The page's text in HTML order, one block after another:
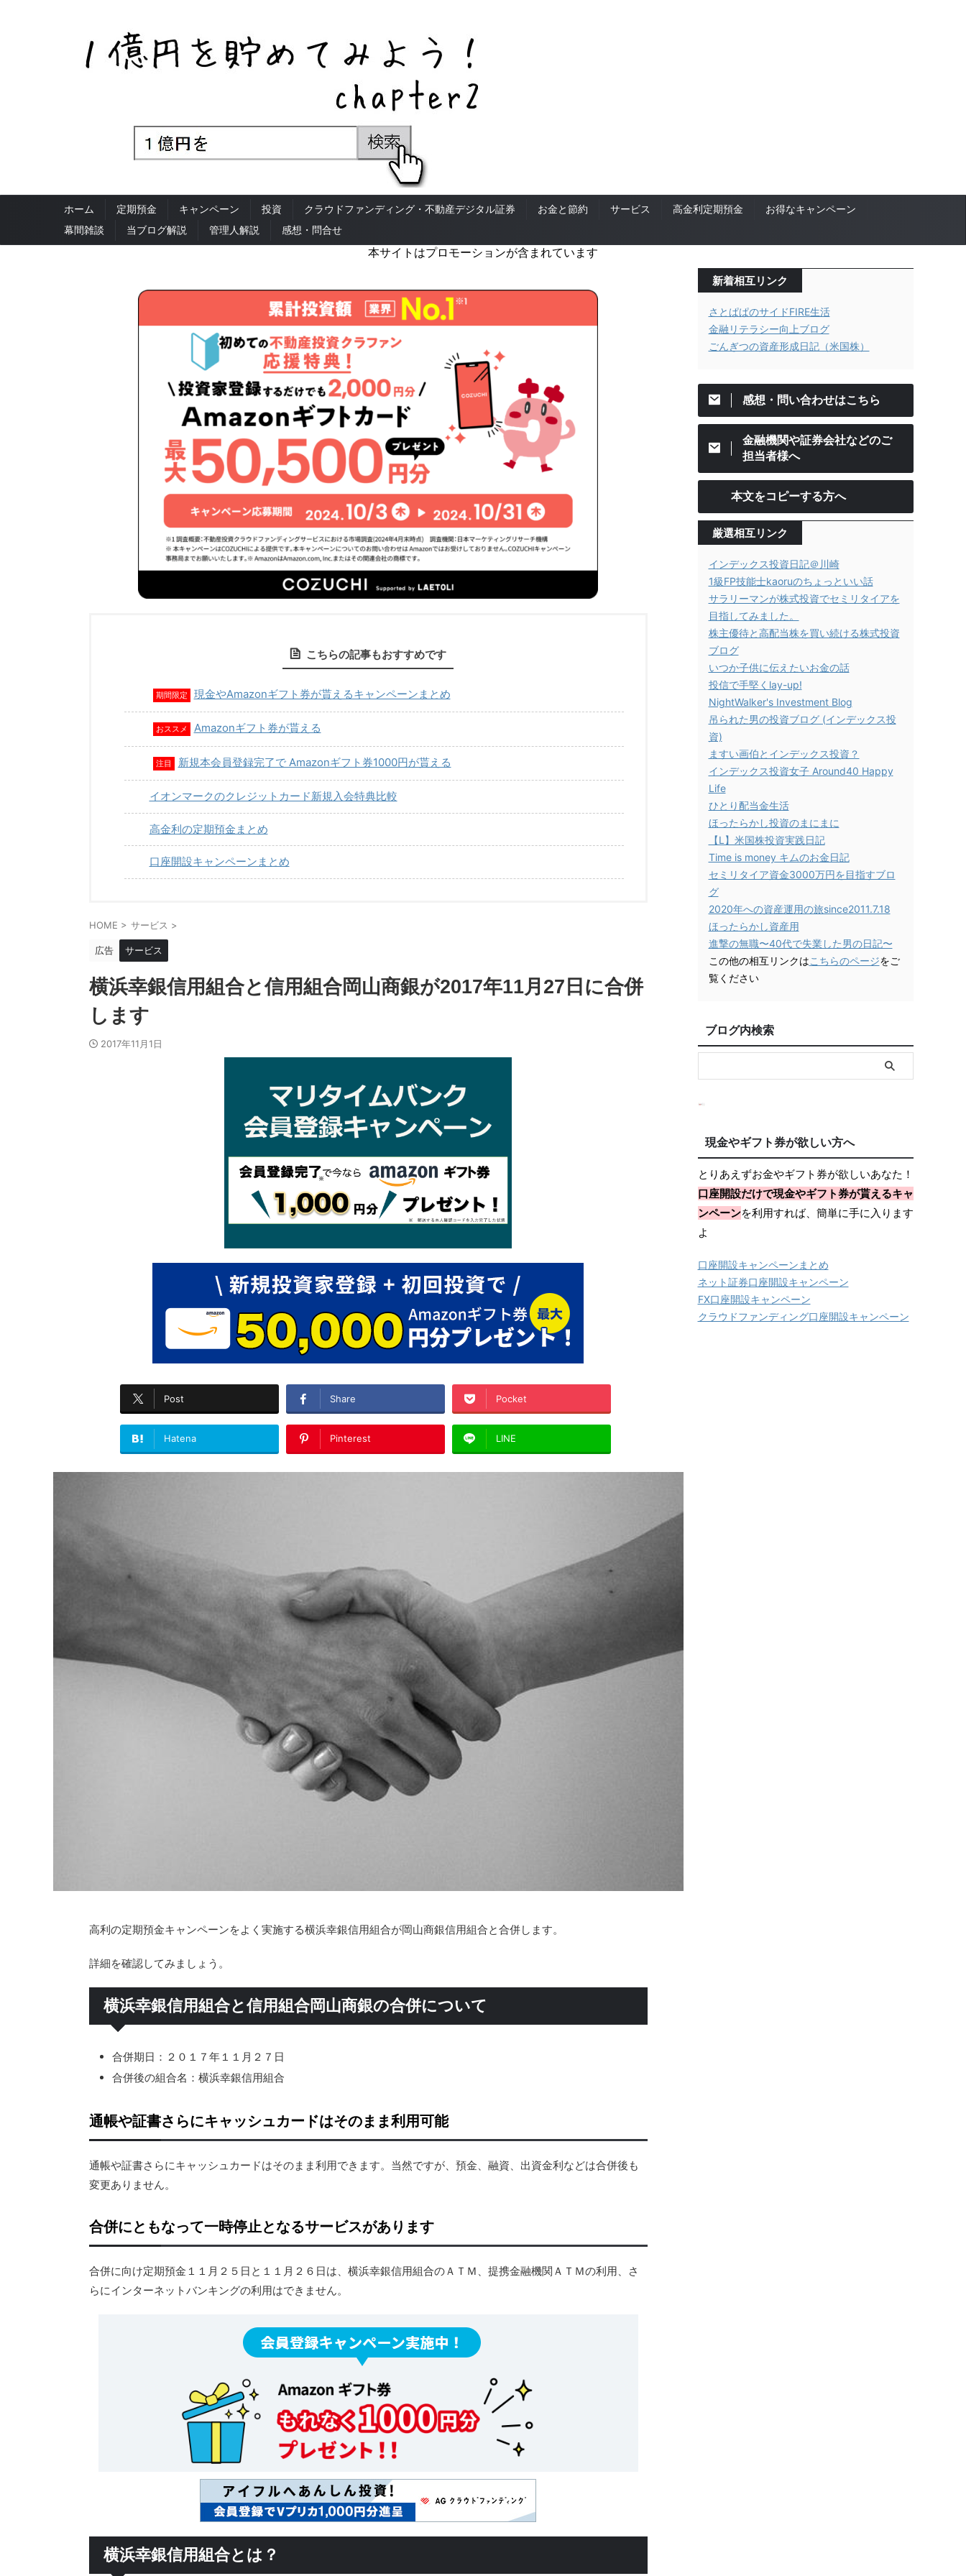
ホーム 定期預金 キャンペーン 投資 クラウドファンディング・不動産デジタル証券 お金と節約 サービス 高金利定期預金
お得なキャンペーン
幕間雑談
当ブログ解説 管理人解説 感想・問合せ
本サイトはプロモーションが含まれています
こちらの記事もおすすめです
期間限定 現金やAmazonギフト券が貰えるキャンペーンまとめ
おススメ Amazonギフト券が貰える
注目 新規本会員登録完了で Amazonギフト券1000円が貰える
イオンマークのクレジットカード新規入会特典比較
高金利の定期預金まとめ
口座開設キャンペーンまとめ
HOME > サービス >
広告 サービス
横浜幸銀信用組合と信用組合岡山商銀が2017年11月27日に合併
します
2017年11月1日
Post Share Pocket
Hatena Pinterest LINE
高利の定期預金キャンペーンをよく実施する横浜幸銀信用組合が岡山商銀信用組合と合併します。
詳細を確認してみましょう。
横浜幸銀信用組合と信用組合岡山商銀の合併について
合併期日：２０１７年１１月２７日
合併後の組合名：横浜幸銀信用組合
通帳や証書さらにキャッシュカードはそのまま利用可能
通帳や証書さらにキャッシュカードはそのまま利用できます。当然ですが、預金、融資、出資金利などは合併後も
変更ありません。
合併にともなって一時停止となるサービスがあります
合併に向け定期預金１１月２５日と１１月２６日は、横浜幸銀信用組合のＡＴＭ、提携金融機関ＡＴＭの利用、さ
らにインターネットバンキングの利用はできません。
横浜幸銀信用組合とは？
新着相互リンク
さとぱぱのサイドFIRE生活
金融リテラシー向上ブログ
ごんぎつの資産形成日記（米国株）
感想・問い合わせはこちら
金融機関や証券会社などのご
担当者様へ
本文をコピーする方へ
厳選相互リンク
インデックス投資日記＠川崎
1級FP技能士kaoruのちょっといい話
サラリーマンが株式投資でセミリタイアを
目指してみました。
株主優待と高配当株を買い続ける株式投資
ブログ
いつか子供に伝えたいお金の話
投信で手堅くlay-up!
NightWalker's Investment Blog
吊られた男の投資ブログ (インデックス投
資)
ますい画伯とインデックス投資？
インデックス投資女子 Around40 Happy
Life
ひとり配当金生活
ほったらかし投資のまにまに
【L】米国株投資実践日記
Time is money キムのお金日記
セミリタイア資金3000万円を目指すブロ
グ
2020年への資産運用の旅since2011.7.18
ほったらかし資産用
進撃の無職〜40代で失業した男の日記〜
この他の相互リンクはこちらのページをご
覧ください
ブログ内検索
現金やギフト券が欲しい方へ
とりあえずお金やギフト券が欲しいあなた！
口座開設だけで現金やギフト券が貰えるキャ
ンペーンを利用すれば、簡単に手に入ります
よ
口座開設キャンペーンまとめ
ネット証券口座開設キャンペーン
FX口座開設キャンペーン
クラウドファンディング口座開設キャンペーン